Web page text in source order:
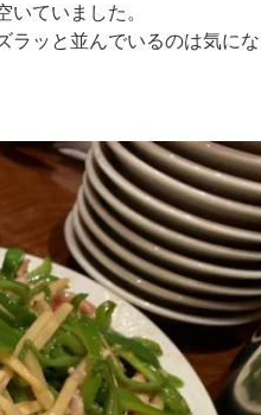
ていました。
ラッと並んでいるのは気にな